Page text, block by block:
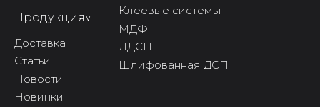
Продукция^
Доставка
Статьи
Новости
Новинки
Клеевые системы
МДФ
ЛДСП
Шлифованная ДСП